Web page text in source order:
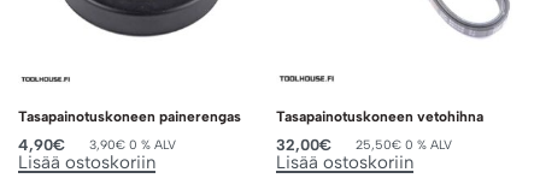
Tasapainotuskoneen painerengas
4,90€ 3,90€ 0 % ALV
Lisää ostoskoriin
Tasapainotuskoneen vetohihna
32,00€ 25,50€ 0 % ALV
Lisää ostoskoriin